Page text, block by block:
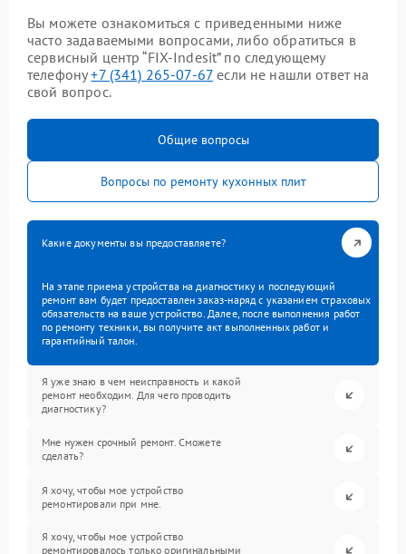
Вы можете ознакомиться с приведенными ниже
часто задаваемыми вопросами, либо обратиться в
сервисный центр “FIX-Indesit” по следующему
телефону+7 (341) 265-07-67 если не нашли ответ на
свой вопрос.
Общие вопросы
Вопросы по ремонту кухонных плит
Какие документы вы предоставляете?
На этапе приема устройства на диагностику и последующий
ремонт вам будет предоставлен заказ-наряд с указанием страховых
обязательств на ваше устройство. Далее, после выполнения работ
по ремонту техники, вы получите акт выполненных работ и
гарантийный талон.
Я уже знаю в чем неисправность и какой
ремонт необходим. Для чего проводить
диагностику?
Мне нужен срочный ремонт. Сможете
сделать?
Я хочу, чтобы мое устройство
ремонтировали при мне.
Я хочу, чтобы мое устройство
ремонтировалось только оригинальными